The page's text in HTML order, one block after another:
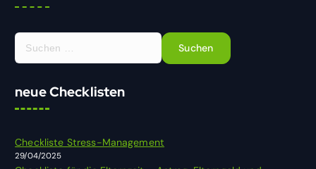
S
a
neue Checklisten
Checkliste Stress-Management
29/04/2025